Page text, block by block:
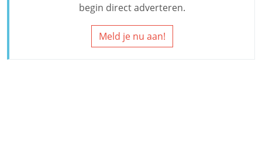
begin direct adverteren.
Meld je nu aan!